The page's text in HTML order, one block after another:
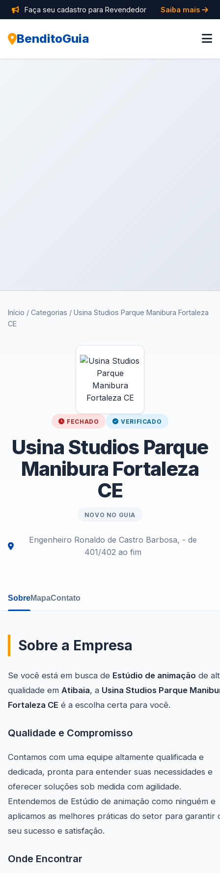
Faça seu cadastro para Revendedor Saiba mais
BenditoGuia
Início / Categorias / Usina Studios Parque Manibura Fortaleza
CE
FECHADO VERIFICADO
Usina Studios Parque
Manibura Fortaleza
CE
NOVO NO GUIA
Engenheiro Ronaldo de Castro Barbosa, - de
401/402 ao fim
SobreMapaContato
Sobre a Empresa
Se você está em busca de Estúdio de animação de
qualidade em Atibaia, a Usina Studios Parque
Fortaleza CE é a escolha certa para você.
Qualidade e Compromisso
Contamos com uma equipe altamente qualificada e
dedicada, pronta para entender suas necessidades e
oferecer soluções sob medida com agilidade.
Entendemos de Estúdio de animação como ninguém e
aplicamos as melhores práticas do setor para garantir
seu sucesso e satisfação.
Onde Encontrar